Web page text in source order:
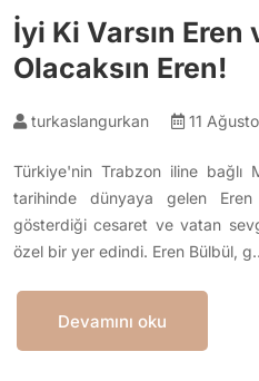
İyi Ki Varsın Eren
Olacaksın Eren!
turkaslangurkan 11
Türkiye'nin Trabzon iline bağlı
tarihinde dünyaya gelen
gösterdiği cesaret ve vatan
özel bir yer edindi. Eren Bülbül,
Devamını oku